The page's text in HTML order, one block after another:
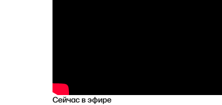
Сейчас в эфире